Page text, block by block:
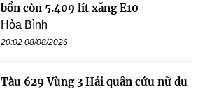
bồn còn 5.409 lít xăng E10
Hòa Bình
20:02 08/08/2026
Tàu 629 Vùng 3 Hải quân cứu nữ du